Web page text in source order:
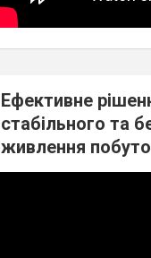
Ефективне
стабільного та
живлення